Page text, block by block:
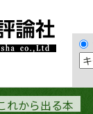
れから出る本